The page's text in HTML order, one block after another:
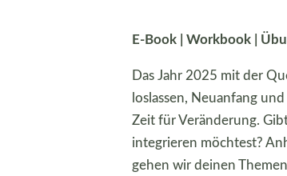
E-Book | Workbook |
Das Jahr 2025 mit der
loslassen, Neuanfang
Zeit für Veränderung.
integrieren möchtest?
gehen wir deinen